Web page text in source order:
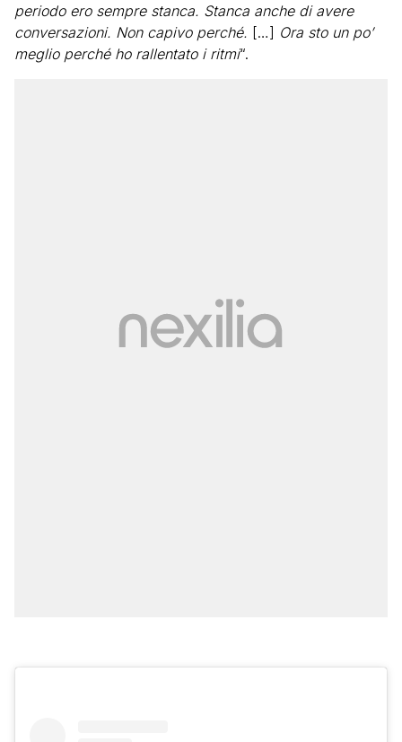
periodo ero sempre stanca. Stanca anche di avere
conversazioni. Non capivo perché. […] Ora sto un po’
meglio perché ho rallentato i ritmi“.